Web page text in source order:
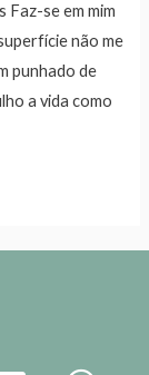
Faz-se em mim
não me
punhado de
a vida como